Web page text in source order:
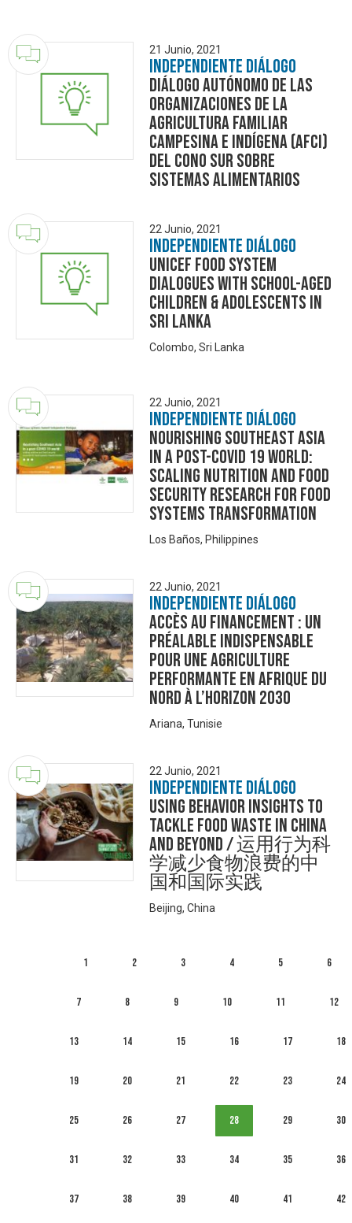
21 Junio, 2021
Independiente Diálogo
Diálogo Autónomo de las
Organizaciones de la
Agricultura Familiar
Campesina e Indígena (AFCI)
del Cono Sur sobre
Sistemas Alimentarios
22 Junio, 2021
Independiente Diálogo
UNICEF Food System
Dialogues with School-aged
Children & Adolescents in
Sri Lanka
Colombo, Sri Lanka
22 Junio, 2021
Independiente Diálogo
Nourishing Southeast Asia
in a post-COVID 19 world:
scaling nutrition and food
security research for food
systems transformation
Los Baños, Philippines
22 Junio, 2021
Independiente Diálogo
Accès au financement : un
préalable indispensable
pour une agriculture
performante en Afrique du
Nord à l’horizon 2030
Ariana, Tunisie
22 Junio, 2021
Independiente Diálogo
Using Behavior Insights to
tackle Food Waste in China
and beyond / 运用行为科
学减少食物浪费的中
国和国际实践
Beijing, China
1 2 3 4 5 6
7 8 9 10 11 12
13 14 15 16 17 18
19 20 21 22 23 24
25 26 27 28 29 30
31 32 33 34 35 36
37 38 39 40 41 42